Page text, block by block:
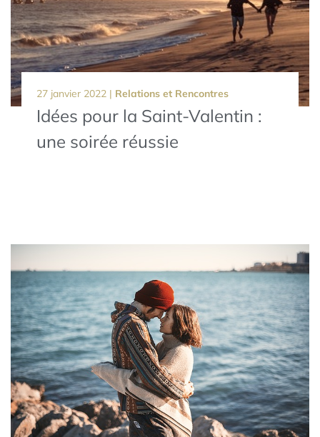
27 janvier 2022 | Relations et Rencontres
Idées pour la Saint-Valentin :
une soirée réussie